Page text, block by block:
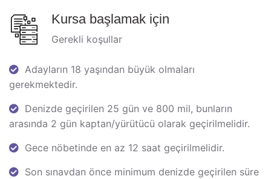
Kursa başlamak için
Gerekli koşullar
Adayların 18 yaşından büyük olmaları
gerekmektedir.
Denizde geçirilen 25 gün ve 800 mil, bunların
arasında 2 gün kaptan/yürütücü olarak geçirilmelidir.
Gece nöbetinde en az 12 saat geçirilmelidir.
Son sınavdan önce minimum denizde geçirilen süre